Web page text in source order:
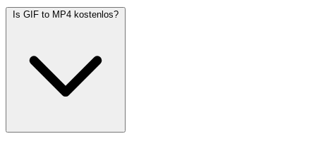
Is GIF to MP4 kostenlos?